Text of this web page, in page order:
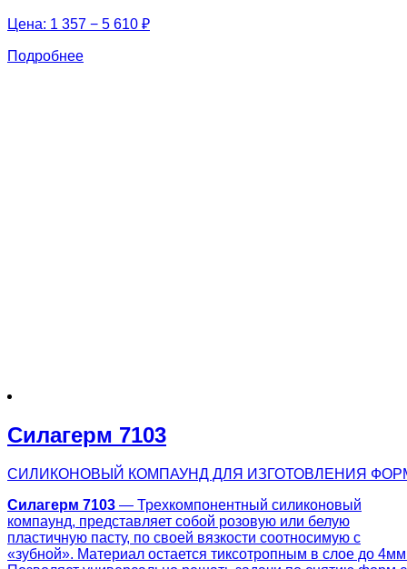
Цена: 1 357 − 5 610 ₽
Подробнее
Силагерм 7103
СИЛИКОНОВЫЙ КОМПАУНД ДЛЯ ИЗГОТОВЛЕНИЯ
Силагерм 7103 — Трехкомпонентный силиконовый
компаунд, представляет собой розовую или белую
пластичную пасту, по своей вязкости соотносимую с
«зубной». Материал остается тиксотропным в слое до